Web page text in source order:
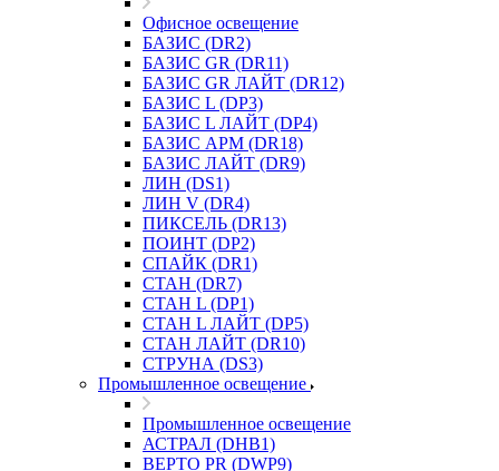
Офисное освещение
БАЗИС (DR2)
БАЗИС GR (DR11)
БАЗИС GR ЛАЙТ (DR12)
БАЗИС L (DP3)
БАЗИС L ЛАЙТ (DP4)
БАЗИС АРМ (DR18)
БАЗИС ЛАЙТ (DR9)
ЛИН (DS1)
ЛИН V (DR4)
ПИКСЕЛЬ (DR13)
ПОИНТ (DP2)
СПАЙК (DR1)
СТАН (DR7)
СТАН L (DP1)
СТАН L ЛАЙТ (DP5)
СТАН ЛАЙТ (DR10)
СТРУНА (DS3)
Промышленное освещение
Промышленное освещение
АСТРАЛ (DHB1)
ВЕРТО PR (DWP9)